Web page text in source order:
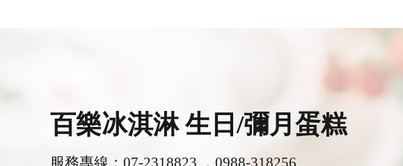
百樂冰淇淋 生日/彌月蛋糕
服務專線： 07-2318823 ， 0988-318256